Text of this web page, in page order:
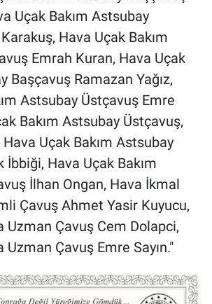
Uçak Bakım Astsubay
Hava Uçak Bakım
Emrah Kuran, Hava Uçak
Başçavuş Ramazan Yağız,
Astsubay Üstçavuş Emre
Bakım Astsubay Üstçavuş,
Uçak Bakım Astsubay
İbbiği, Hava Uçak Bakım
İlhan Ongan, Hava İkmal
Çavuş Ahmet Yasir Kuyucu,
Uzman Çavuş Cem Dolapci,
Uzman Çavuş Emre Sayın."